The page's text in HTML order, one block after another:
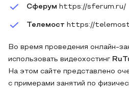
Сферум https://sferum.ru/
Телемост https://
Во время проведения онлайн-
использовать видеохостинг
На этом сайте представлено
с примерами занятий по